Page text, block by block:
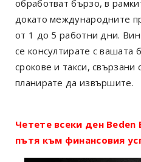
обработват бързо, в
докато международните
от 1 до 5 работни дни.
се консултирате с вашата
срокове и такси, свързани
планирате да извършите.
Четете всеки ден
пътя към финансовия